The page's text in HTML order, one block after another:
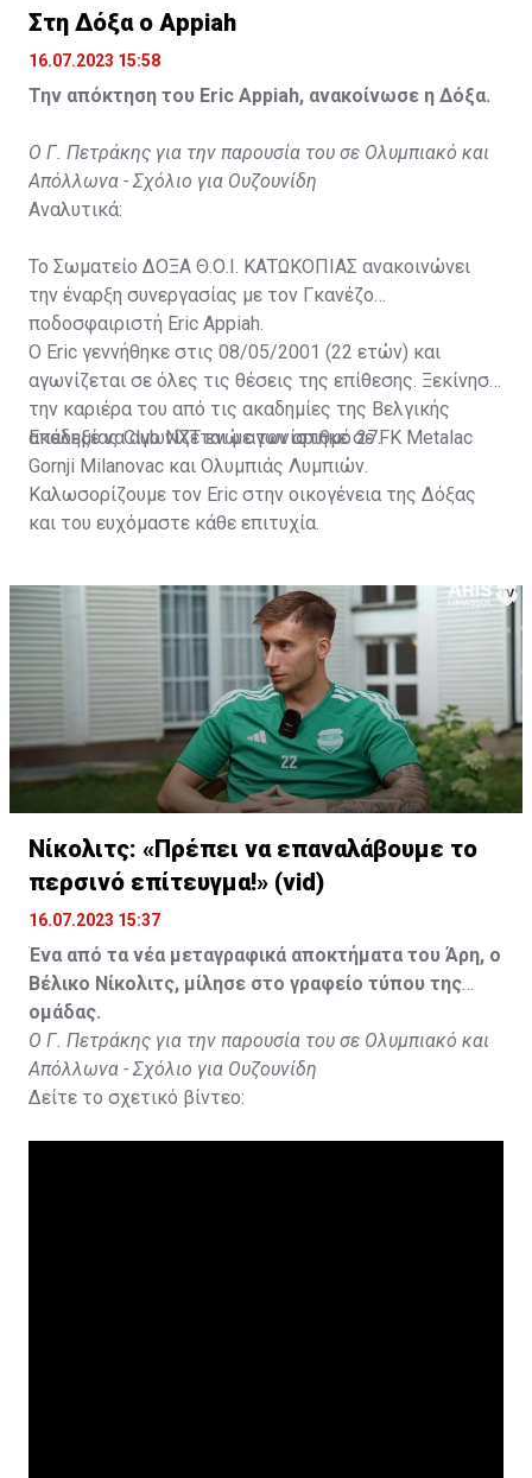
Στη Δόξα ο Appiah
16.07.2023 15:58
Την απόκτηση του Eric Appiah, ανακοίνωσε η Δόξα.
Ο Γ. Πετράκης για την παρουσία του σε Ολυμπιακό και
Απόλλωνα - Σχόλιο για Ουζουνίδη
Αναλυτικά:
Το Σωματείο ΔΟΞΑ Θ.Ο.Ι. ΚΑΤΩΚΟΠΙΑΣ ανακοινώνει
την έναρξη συνεργασίας με τον Γκανέζο
ποδοσφαιριστή Eric Appiah.
Ο Eric γεννήθηκε στις 08/05/2001 (22 ετών) και
αγωνίζεται σε όλες τις θέσεις της επίθεσης. Ξεκίνησε
την καριέρα του από τις ακαδημίες της Βελγικής
ακαδημίας Club NXT ενώ αγωνίστηκε σε FK Metalac
Gornji Milanovac και Ολυμπιάς Λυμπιών.
Επέλεξε να αγωνίζεται με τον αριθμό 27.
Καλωσορίζουμε τον Eric στην οικογένεια της Δόξας
και του ευχόμαστε κάθε επιτυχία.
Νίκολιτς: «Πρέπει να επαναλάβουμε το
περσινό επίτευγμα!» (vid)
16.07.2023 15:37
Ένα από τα νέα μεταγραφικά αποκτήματα του Άρη, ο
Βέλικο Νίκολιτς, μίλησε στο γραφείο τύπου της
ομάδας.
Ο Γ. Πετράκης για την παρουσία του σε Ολυμπιακό και
Απόλλωνα - Σχόλιο για Ουζουνίδη
Δείτε το σχετικό βίντεο: